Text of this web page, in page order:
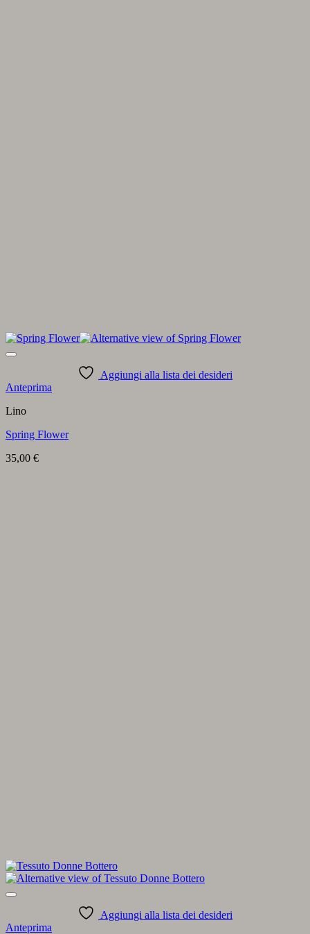
Aggiungi alla lista dei desideri
Anteprima
Lino
Spring Flower
35,00 €
Aggiungi alla lista dei desideri
Anteprima